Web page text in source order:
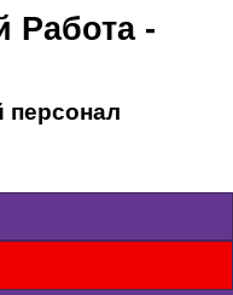
Работа-